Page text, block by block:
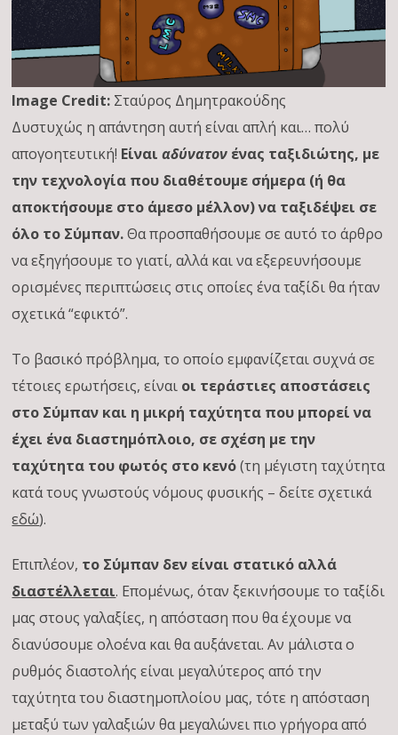
Image Credit: Σταύρος Δημητρακούδης
Δυστυχώς η απάντηση αυτή είναι απλή και… πολύ
απογοητευτική! Είναιαδύνατον ένας ταξιδιώτης, με
την τεχνολογία που διαθέτουμε σήμερα (ή θα
αποκτήσουμε στο άμεσο μέλλον) να ταξιδέψει σε
όλο το Σύμπαν.Θα προσπαθήσουμε σε αυτό το άρθρο
να εξηγήσουμε το γιατί, αλλά και να εξερευνήσουμε
ορισμένες περιπτώσεις στις οποίες ένα ταξίδι θα ήταν
σχετικά “εφικτό”.
Το βασικό πρόβλημα, το οποίο εμφανίζεται συχνά σε
τέτοιες ερωτήσεις, είναι οι τεράστιες αποστάσεις
στο Σύμπαν και η μικρή ταχύτητα που μπορεί να
έχει ένα διαστημόπλοιο, σε σχέση με την
ταχύτητα του φωτός στο κενό(τη μέγιστη ταχύτητα
κατά τους γνωστούς νόμους φυσικής – δείτε σχετικά
εδώ).
Επιπλέον, το Σύμπαν δεν είναι στατικό αλλά
διαστέλλεται. Επομένως, όταν ξεκινήσουμε το ταξίδι
μας στους γαλαξίες, η απόσταση που θα έχουμε να
διανύσουμε ολοένα και θα αυξάνεται. Αν μάλιστα ο
ρυθμός διαστολής είναι μεγαλύτερος από την
ταχύτητα του διαστημοπλοίου μας, τότε η απόσταση
μεταξύ των γαλαξιών θα μεγαλώνει πιο γρήγορα από